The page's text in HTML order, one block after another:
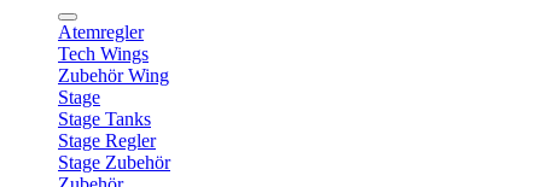
Atemregler
Tech Wings
Zubehör Wing
Stage
Stage Tanks
Stage Regler
Stage Zubehör